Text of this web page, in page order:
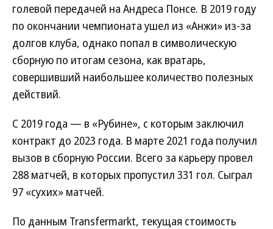
голевой передачей на Андреса Понсе. В 2019 году
по окончании чемпионата ушел из «Анжи» из-за
долгов клуба, однако попал в символическую
сборную по итогам сезона, как вратарь,
совершивший наибольшее количество полезных
действий.
С 2019 года — в «Рубине», с которым заключил
контракт до 2023 года. В марте 2021 года получил
вызов в сборную России. Всего за карьеру провел
288 матчей, в которых пропустил 331 гол. Сыграл
97 «сухих» матчей.
По данным Transfermarkt, текущая стоимость